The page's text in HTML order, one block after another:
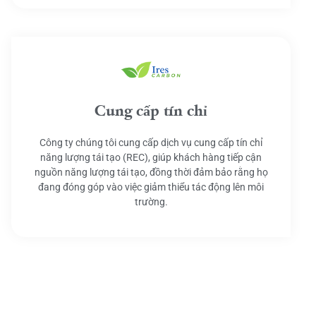
Cung cấp tín chỉ
Công ty chúng tôi cung cấp dịch vụ cung cấp tín chỉ
năng lượng tái tạo (REC), giúp khách hàng tiếp cận
nguồn năng lượng tái tạo, đồng thời đảm bảo rằng họ
đang đóng góp vào việc giảm thiểu tác động lên môi
trường.